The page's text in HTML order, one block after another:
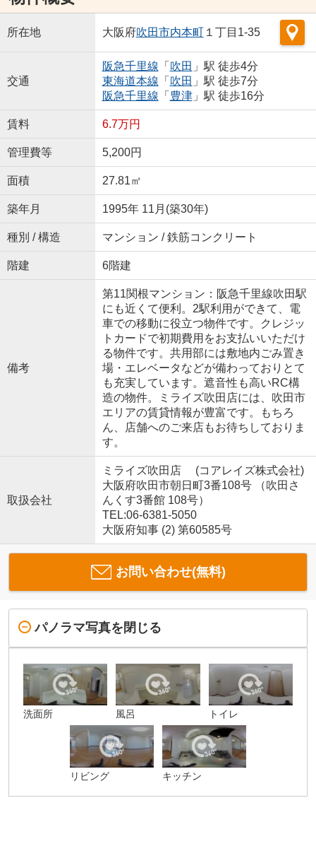
所在地 大阪府吹田市内本町１丁目1-35
交通
阪急千里線 「 吹田 」駅 徒歩4分
東海道本線 「 吹田 」駅 徒歩7分
阪急千里線 「 豊津」駅 徒歩16分
賃料 6.7万円
管理費等 5,200円
面積 27.81㎡
築年月 1995年 11月(築30年)
種別 / 構造 マンション / 鉄筋コンクリート
階建 6階建
備考
第11関根マンション：阪急千里線吹田駅
にも近くて便利。2駅利用ができて、電
車での移動に役立つ物件です。クレジッ
トカードで初期費用をお支払いいただけ
る物件です。共用部には敷地内ごみ置き
場・エレベータなどが備わっておりとて
も充実しています。遮音性も高いRC構
造の物件。ミライズ吹田店には、吹田市
エリアの賃貸情報が豊富です。もちろ
ん、店舗へのご来店もお待ちしておりま
す。
取扱会社
ミライズ吹田店 (コアレイズ株式会社)
大阪府吹田市朝日町3番108号 （吹田さ
んくす3番館 108号）
TEL:06-6381-5050
大阪府知事 (2) 第60585号
お問い合わせ(無料)
パノラマ写真を閉じる
洗面所 風呂 トイレ
リビング キッチン